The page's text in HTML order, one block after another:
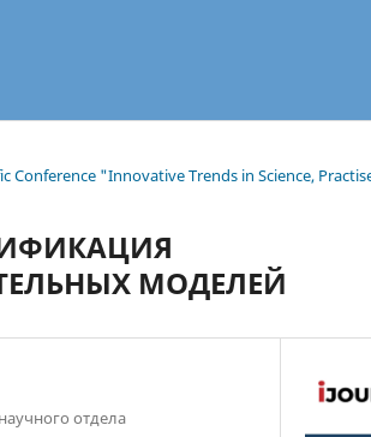
Conference "Innovative Trends in Science,
МОДЕЛЕЙ
отдела